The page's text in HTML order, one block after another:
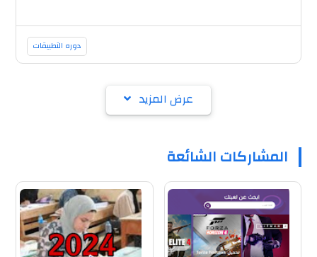
دوره التطبيقات
عرض المزيد
المشاركات الشائعة